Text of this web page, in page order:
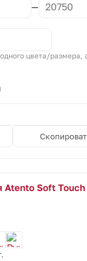
—
цвета/размера,
Atento Soft Touch